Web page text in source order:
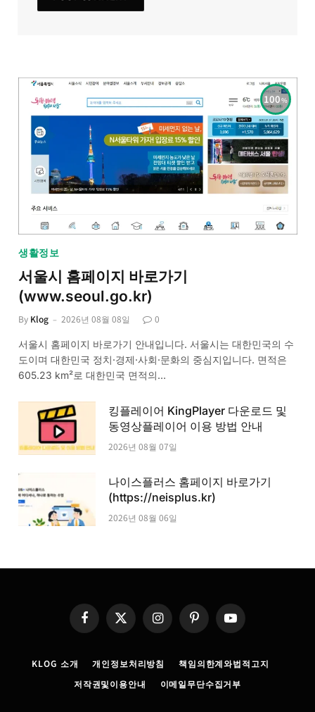
100
생활정보
서울시 홈페이지 바로가기
(www.seoul.go.kr)
By Klog 2026년 08월 08일 0
서울시 홈페이지 바로가기 안내입니다. 서울시는 대한민국의 수
도이며 대한민국 정치·경제·사회·문화의 중심지입니다. 면적은
605.23 km²로 대한민국 면적의…
킹플레이어 KingPlayer 다운로드 및
동영상플레이어 이용 방법 안내
2026년 08월 07일
나이스플러스 홈페이지 바로가기
(https://neisplus.kr)
2026년 08월 06일
Facebook
X
InstagramPinterestYouTube
KLOG 소개 개인정보처리방침
책임의한계와법적고지
저작권및이용안내
이메일무단수집거부